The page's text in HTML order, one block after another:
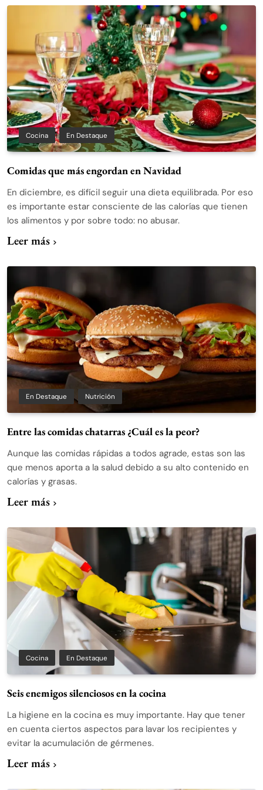
Cocina En Destaque
Comidas que más engordan en Navidad
En diciembre, es difícil seguir una dieta equilibrada. Por eso
es importante estar consciente de las calorías que tienen
los alimentos y por sobre todo: no abusar.
Leer más
En Destaque Nutrición
Entre las comidas chatarras ¿Cuál es la peor?
Aunque las comidas rápidas a todos agrade, estas son las
que menos aporta a la salud debido a su alto contenido en
calorías y grasas.
Leer más
Cocina En Destaque
Seis enemigos silenciosos en la cocina
La higiene en la cocina es muy importante. Hay que tener
en cuenta ciertos aspectos para lavar los recipientes y
evitar la acumulación de gérmenes.
Leer más